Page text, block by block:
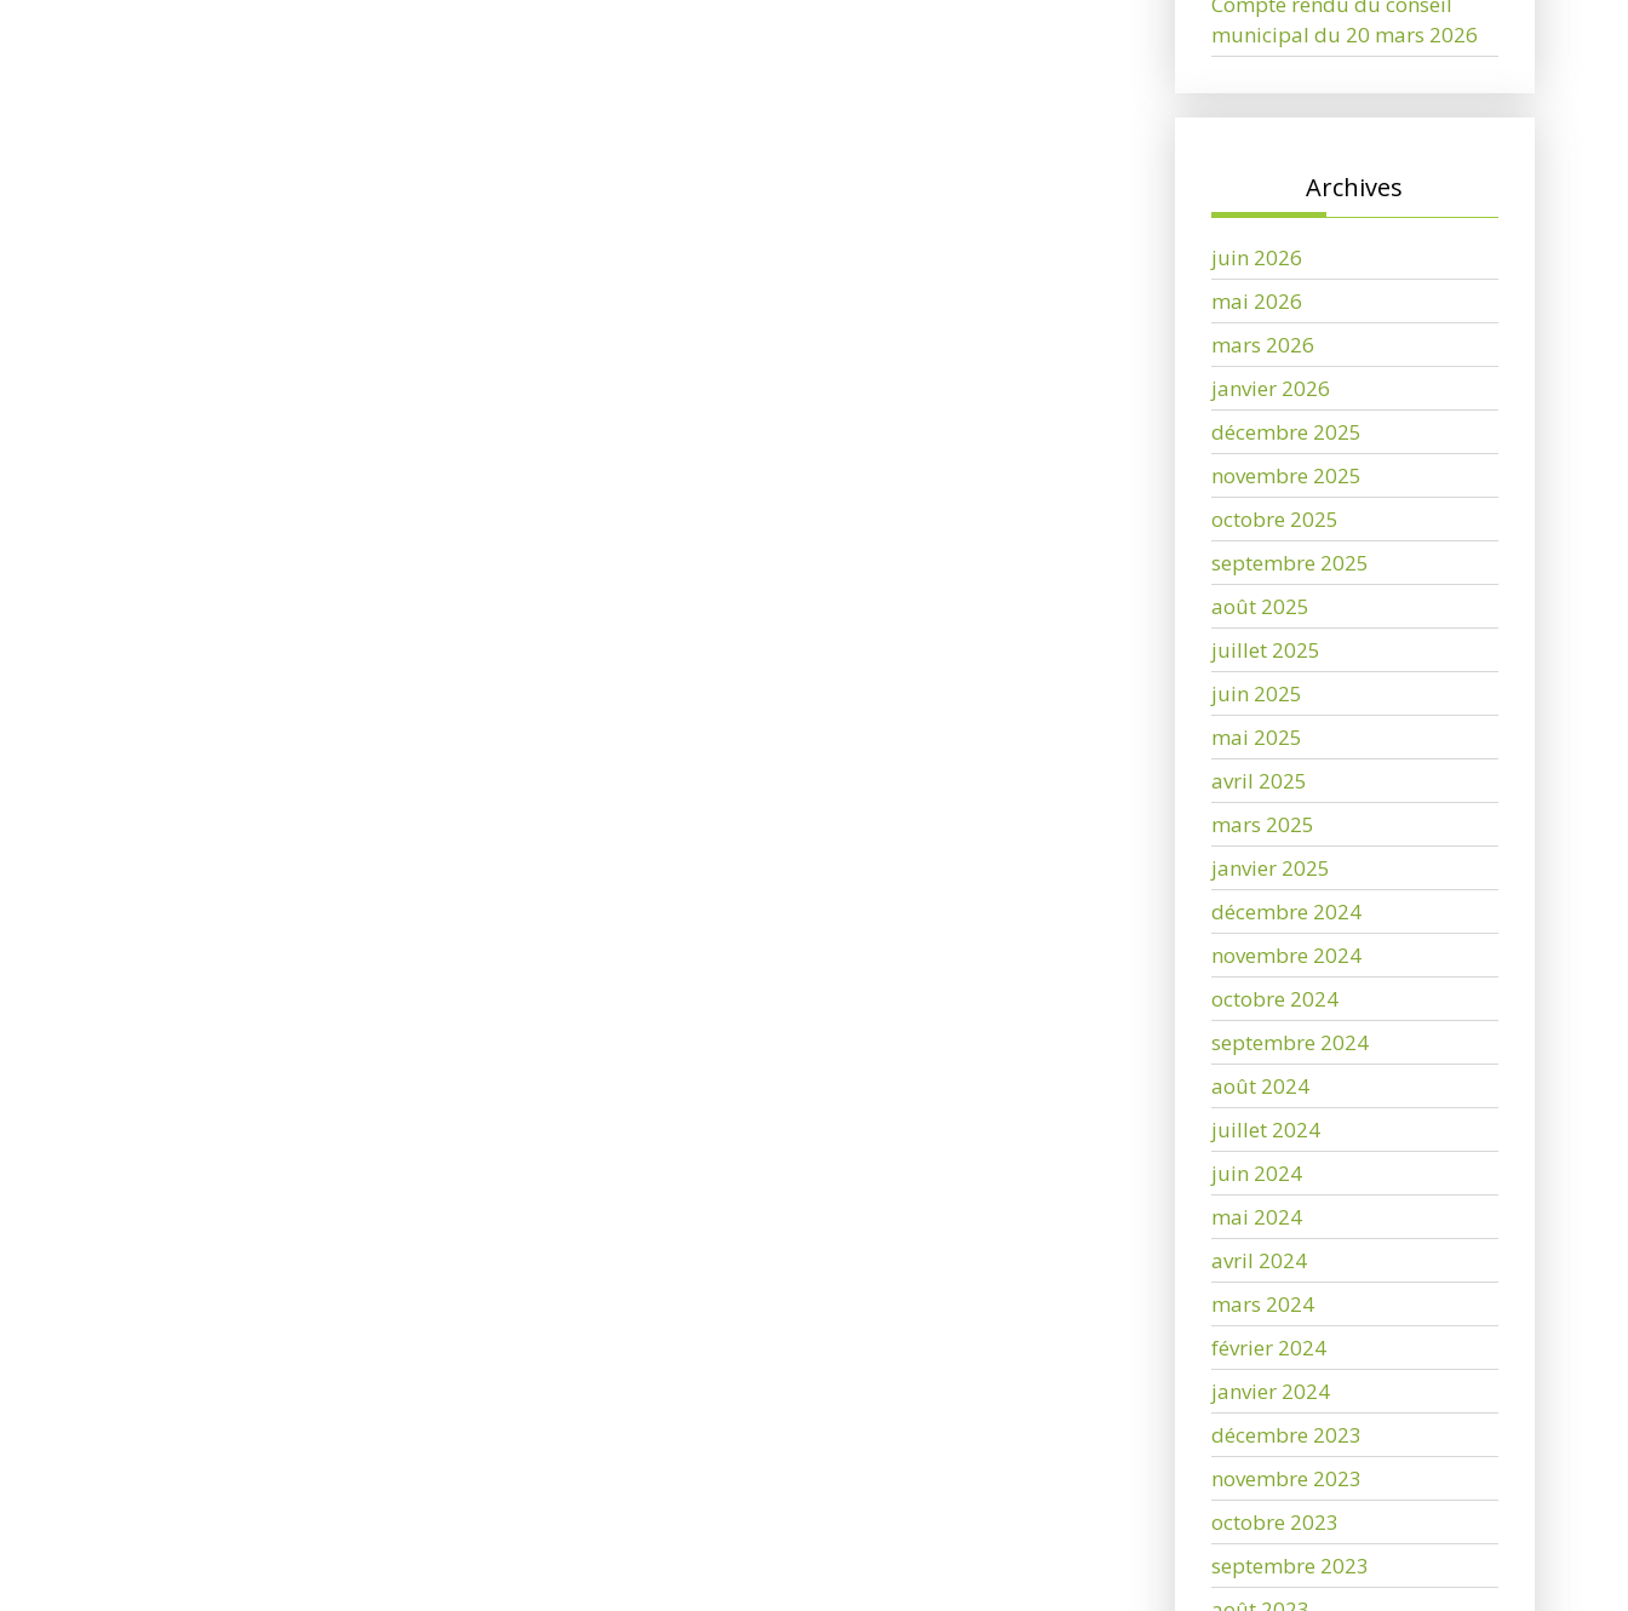
municipal du 20 mars 2026
Archives
juin 2026
mai 2026
mars 2026
janvier 2026
décembre 2025
novembre 2025
octobre 2025
septembre 2025
août 2025
juillet 2025
juin 2025
mai 2025
avril 2025
mars 2025
janvier 2025
décembre 2024
novembre 2024
octobre 2024
septembre 2024
août 2024
juillet 2024
juin 2024
mai 2024
avril 2024
mars 2024
février 2024
janvier 2024
décembre 2023
novembre 2023
octobre 2023
septembre 2023